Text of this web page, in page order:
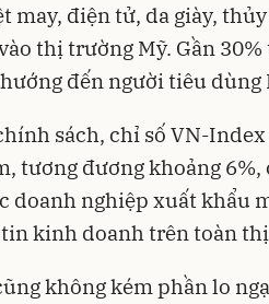
may, điện tử, da giày, thủy
thị trường Mỹ. Gần
đến người tiêu dùng
sách, chỉ số VN-
tương đương khoảng
doanh nghiệp xuất khẩu
kinh doanh trên toàn
không kém phần lo